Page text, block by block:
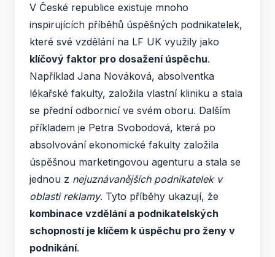
V České republice existuje mnoho
inspirujících příběhů úspěšných podnikatelek,
které své vzdělání na LF UK využily jako
klíčový faktor pro dosažení úspěchu.
Například Jana Nováková, absolventka
lékařské fakulty, založila vlastní kliniku a stala
se přední odbornicí ve svém oboru. Dalším
příkladem je Petra Svobodová, která po
absolvování ekonomické fakulty založila
úspěšnou marketingovou agenturu a stala se
jednou z nejuznávanějších podnikatelek v
oblasti reklamy. Tyto příběhy ukazují, že
kombinace vzdělání a podnikatelských
schopností je klíčem k úspěchu pro ženy v
podnikání.